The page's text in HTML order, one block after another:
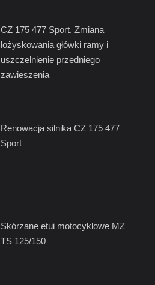
CZ 175 477 Sport. Zmiana
łożyskowania główki ramy i
uszczelnienie przedniego
zawieszenia
Renowacja silnika CZ 175 477
Sport
Skórzane etui motocyklowe MZ
TS 125/150